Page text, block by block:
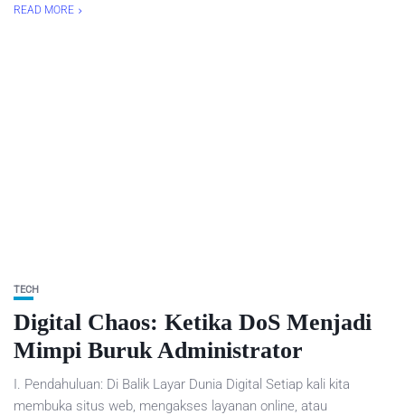
READ MORE
TECH
Digital Chaos: Ketika DoS Menjadi
Mimpi Buruk Administrator
I. Pendahuluan: Di Balik Layar Dunia Digital Setiap kali kita
membuka situs web, mengakses layanan online, atau